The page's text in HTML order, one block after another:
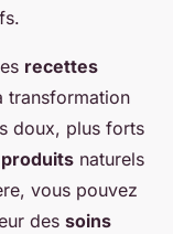
recettes
transformation
doux, plus forts
produits naturels
vous pouvez
des soins